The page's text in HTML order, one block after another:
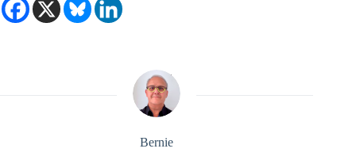
Bernie